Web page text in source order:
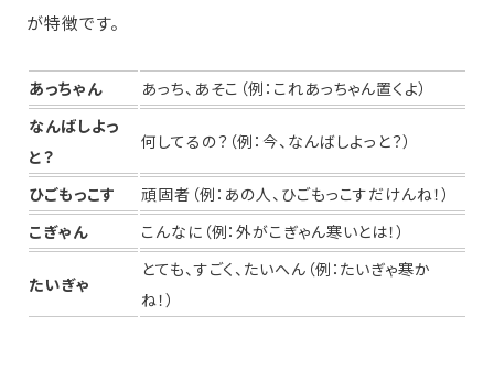
が特徴です。
あっちゃん
あっち、あそこ（例：これあっちゃん置くよ）
なんばしよっ
と？
何してるの？（例：今、なんばしよっと？）
ひごもっこす
頑固者（例：あの人、ひごもっこすだけんね！）
こぎゃん
こんなに（例：外がこぎゃん寒いとは！）
たいぎゃ
とても、すごく、たいへん（例：たいぎゃ寒か
ね！）